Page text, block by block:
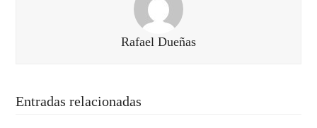
Rafael Dueñas
Entradas relacionadas